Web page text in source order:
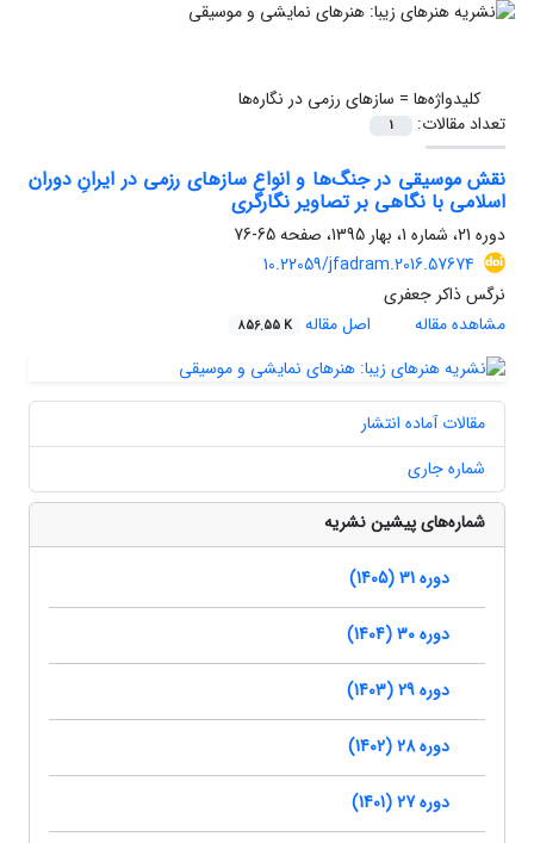
کلیدواژه‌ها = سازهای رزمی در نگاره‌ها
تعداد مقالات:
1
نقش موسیقی در جنگ‌ها و انواع سازهای رزمی در ایرانِ دوران
اسلامی با نگاهی بر تصاویر نگارگری
دوره 21، شماره 1، بهار 1395، صفحه
65-76
10.22059/jfadram.2016.57674
نرگس ذاکر جعفری
مشاهده مقاله
اصل مقاله 856.55 K
مقالات آماده انتشار
شماره جاری
شماره‌های پیشین نشریه
دوره 31 (1405)
دوره 30 (1404)
دوره 29 (1403)
دوره 28 (1402)
دوره 27 (1401)